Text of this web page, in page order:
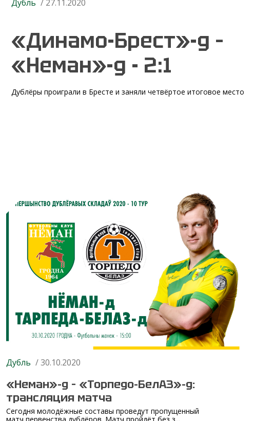
Дубль / 27.11.2020
«Динамо-Брест»-д –
«Неман»-д - 2:1
Дублёры проиграли в Бресте и заняли четвёртое итоговое место
Дубль / 30.10.2020
«Неман»-д – «Торпедо-БелАЗ»-д:
трансляция матча
Сегодня молодёжные составы проведут пропущенный